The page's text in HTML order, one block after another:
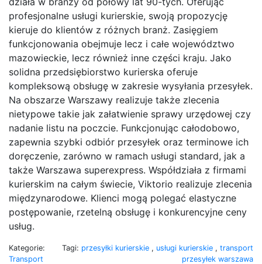
profesjonalne usługi kurierskie, swoją propozycję
kieruje do klientów z różnych branż. Zasięgiem
funkcjonowania obejmuje lecz i całe województwo
mazowieckie, lecz również inne części kraju. Jako
solidna przedsiębiorstwo kurierska oferuje
kompleksową obsługę w zakresie wysyłania przesyłek.
Na obszarze Warszawy realizuje także zlecenia
nietypowe takie jak załatwienie sprawy urzędowej czy
nadanie listu na poczcie. Funkcjonując całodobowo,
zapewnia szybki odbiór przesyłek oraz terminowe ich
doręczenie, zarówno w ramach usługi standard, jak a
także Warszawa superexpress. Współdziała z firmami
kurierskim na całym świecie, Viktorio realizuje zlecenia
międzynarodowe. Klienci mogą polegać elastyczne
postępowanie, rzetelną obsługę i konkurencyjne ceny
usług.
Kategorie:
Transport
Tagi: przesyłki kurierskie , usługi kurierskie , transport
przesyłek warszawa